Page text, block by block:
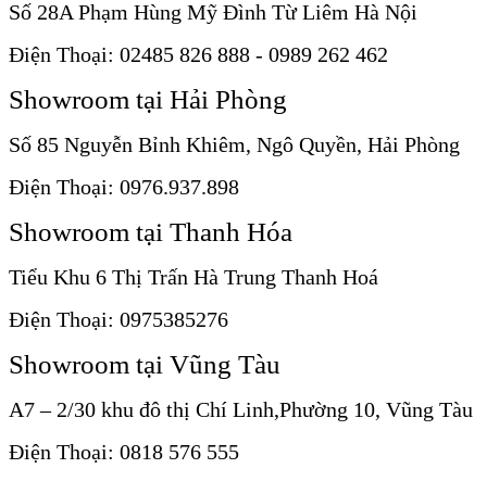
Số 28A Phạm Hùng Mỹ Đình Từ Liêm Hà Nội
Điện Thoại: 02485 826 888 - 0989 262 462
Showroom tại Hải Phòng
Số 85 Nguyễn Bỉnh Khiêm, Ngô Quyền, Hải Phòng
Điện Thoại: 0976.937.898
Showroom tại Thanh Hóa
Tiểu Khu 6 Thị Trấn Hà Trung Thanh Hoá
Điện Thoại: 0975385276
Showroom tại Vũng Tàu
A7 – 2/30 khu đô thị Chí Linh,Phường 10, Vũng Tàu
Điện Thoại: 0818 576 555